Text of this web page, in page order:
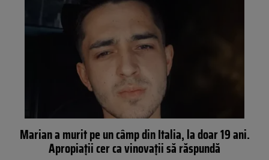
Marian a murit pe un câmp din Italia, la doar 19 ani.
Apropiații cer ca vinovații să răspundă